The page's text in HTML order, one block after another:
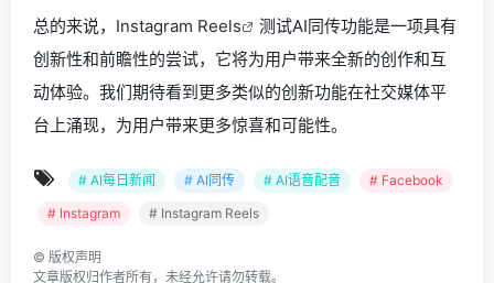
总的来说， Instagram Reels
测试AI同传功能是一项具有
创新性和前瞻性的尝试，它将为用户带来全新的创作和互
动体验。我们期待看到更多类似的创新功能在社交媒体平
台上涌现，为用户带来更多惊喜和可能性。
# AI每日新闻 # AI同传 # AI语音配音
# Facebook
# Instagram
# Instagram Reels
© 版权声明
文章版权归作者所有，未经允许请勿转载。